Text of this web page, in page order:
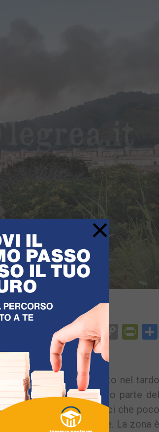
Facebook
Messenger
WhatsApp
Telegram
X EmailCopy
Un incendio è divampato nel tardo
Il fumo ha invaso parte del
ci sono degli edifici che poco
danni a cose o persone. La zona è
×